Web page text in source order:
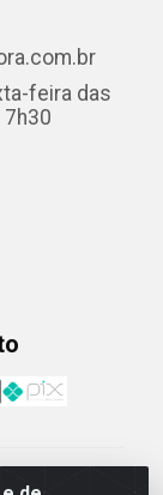
feira das
Luiz W